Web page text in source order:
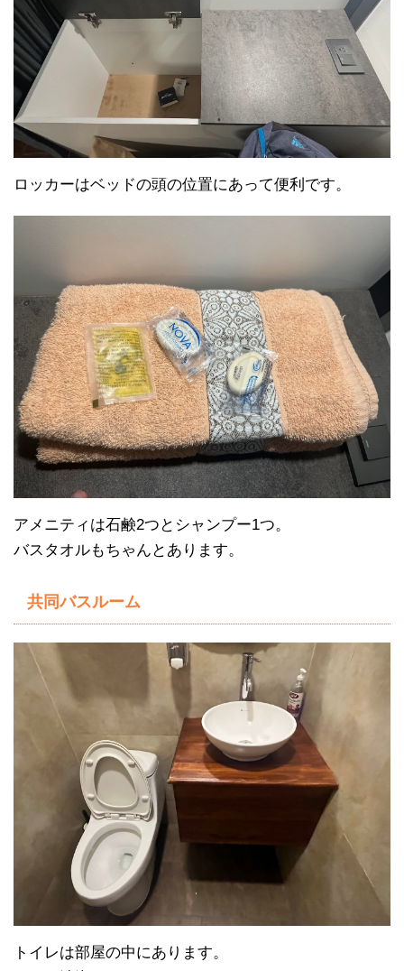
ロッカーはベッドの頭の位置にあって便利です。
アメニティは石鹸2つとシャンプー1つ。
バスタオルもちゃんとあります。
共同バスルーム
トイレは部屋の中にあります。